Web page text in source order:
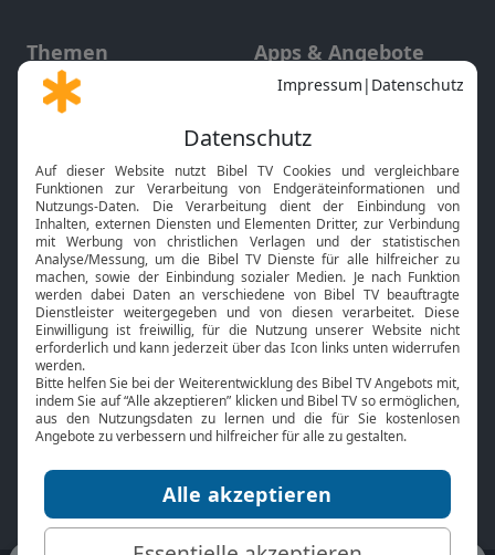
Themen
Gott und Bibel erklärt
Neuigkeiten
Apps & Angebote
Mobile App
Smart TV
HbbTV
Bibelthek Online-Bibel
Nächster Gottesdienst
Bibel TV
Über uns
Jobs
Mediadaten
Service
Kontakt
TV-Empfang